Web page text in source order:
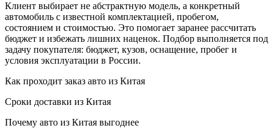
Клиент выбирает не абстрактную модель, а конкретный
автомобиль с известной комплектацией, пробегом,
состоянием и стоимостью. Это помогает заранее рассчитать
бюджет и избежать лишних наценок. Подбор выполняется под
задачу покупателя: бюджет, кузов, оснащение, пробег и
условия эксплуатации в России.
Как проходит заказ авто из Китая
Сроки доставки из Китая
Почему авто из Китая выгоднее